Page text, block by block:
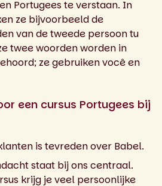
Portugees te verstaan. In
ze bijvoorbeeld de
van de tweede persoon tu
twee woorden worden in
ze gebruiken você en
een cursus Portugees bij
is tevreden over Babel.
staat bij ons centraal.
krijg je veel persoonlijke